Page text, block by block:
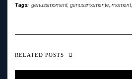
Tags: genussmoment, genussmomente, moment,
RELATED POSTS